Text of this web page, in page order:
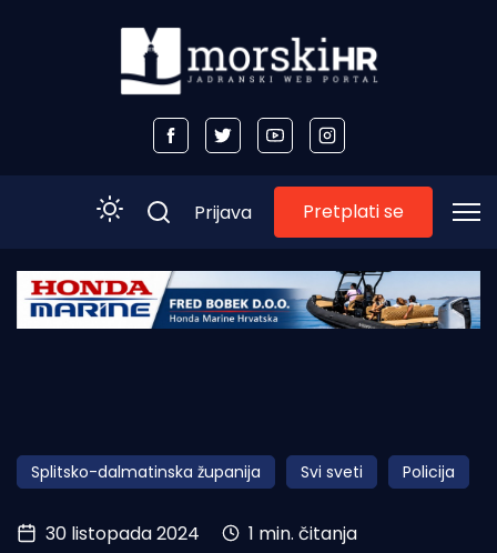
Početna
Obala
Otoci
Turizam i nautika
Prijava Pretplati se
Splitsko-dalmatinska županija Svi sveti Policija
30 listopada 2024 1 min. čitanja